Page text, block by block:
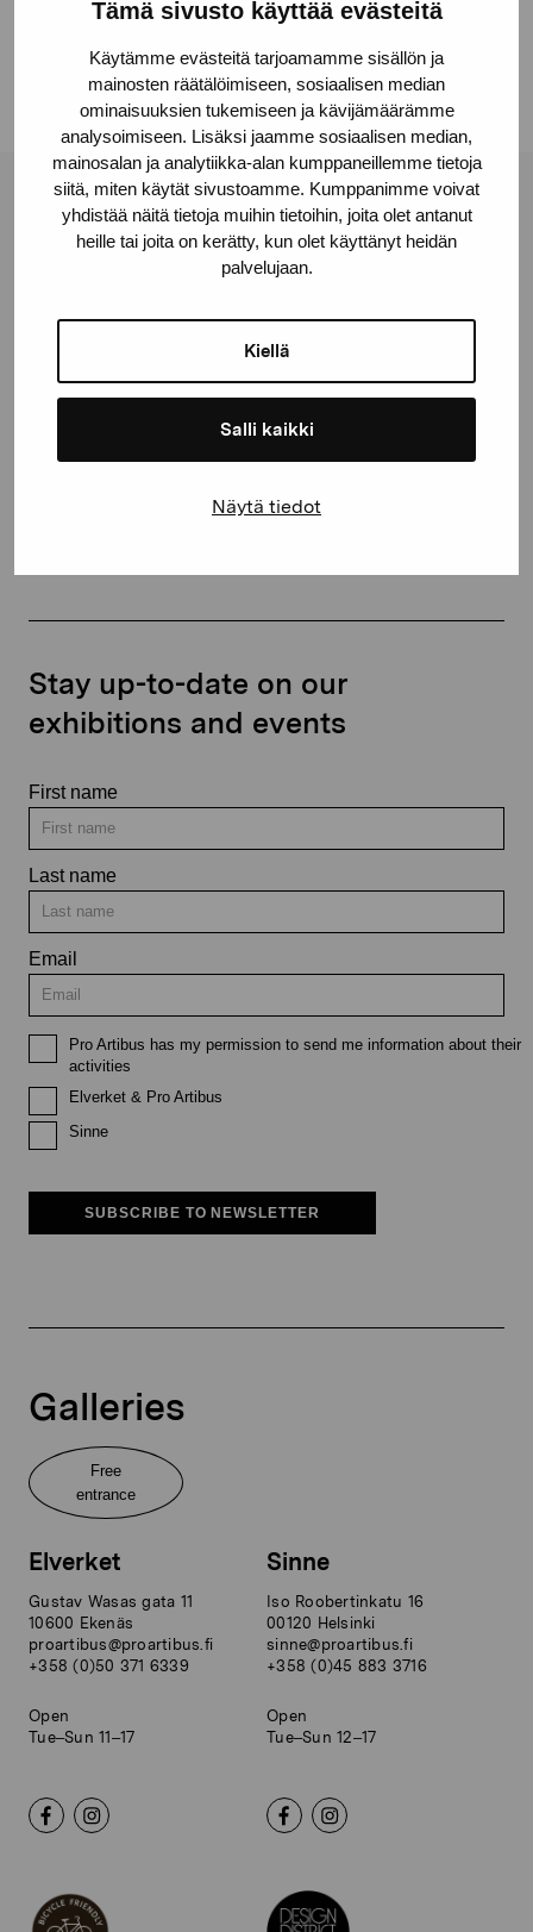
Tämä sivusto käyttää evästeitä
Käytämme evästeitä tarjoamamme sisällön ja
mainosten räätälöimiseen, sosiaalisen median
ominaisuuksien tukemiseen ja kävijämäärämme
analysoimiseen. Lisäksi jaamme sosiaalisen median,
mainosalan ja analytiikka-alan kumppaneillemme tietoja
siitä, miten käytät sivustoamme. Kumppanimme voivat
yhdistää näitä tietoja muihin tietoihin, joita olet antanut
heille tai joita on kerätty, kun olet käyttänyt heidän
palvelujaan.
Kiellä
Salli kaikki
Näytä tiedot
Facebook
Linkedin
Pro Artibus Foundation
10600 Ekenäs
+358 (0)50 371 6339
Stay up-to-date on our
exhibitions and events
First name
Last name
Email
Pro Artibus has my permission to send me information about their
activities
Elverket & Pro Artibus
Sinne
SUBSCRIBE TO NEWSLETTER
Galleries
Free
entrance
Elverket
Gustav Wasas gata 11
10600 Ekenäs
proartibus@proartibus.fi
+358 (0)50 371 6339
Open
Tue–Sun 11–17
Sinne
Iso Roobertinkatu 16
00120 Helsinki
sinne@proartibus.fi
+358 (0)45 883 3716
Open
Tue–Sun 12–17